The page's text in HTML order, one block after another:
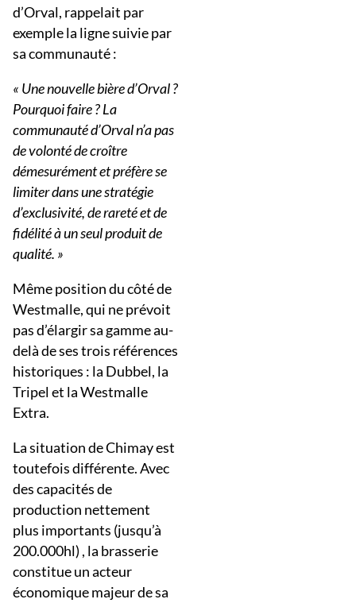
d’Orval, rappelait par
exemple la ligne suivie par
sa communauté :
« Une nouvelle bière d’Orval ?
Pourquoi faire ? La
communauté d’Orval n’a pas
de volonté de croître
démesurément et préfère se
limiter dans une stratégie
d’exclusivité, de rareté et de
fidélité à un seul produit de
qualité. »
Même position du côté de
Westmalle, qui ne prévoit
pas d’élargir sa gamme au-
delà de ses trois références
historiques : la Dubbel, la
Tripel et la Westmalle
Extra.
La situation de Chimay est
toutefois différente. Avec
des capacités de
production nettement
plus importants (jusqu’à
200.000hl) , la brasserie
constitue un acteur
économique majeur de sa